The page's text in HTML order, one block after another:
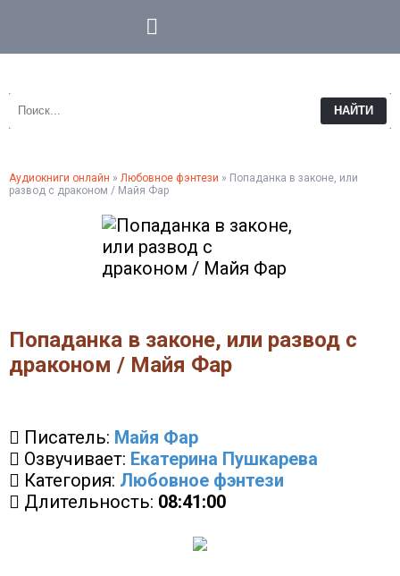
НАЙТИ
Аудиокниги онлайн » Любовное фэнтези » Попаданка в законе, или
развод с драконом / Майя Фар
Попаданка в законе, или развод с
драконом / Майя Фар
Писатель: Майя Фар
Озвучивает: Екатерина Пушкарева
Категория: Любовное фэнтези
Длительность: 08:41:00